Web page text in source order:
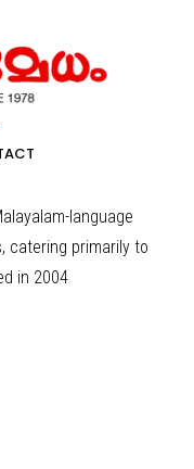
language
catering primarily to
in 2004